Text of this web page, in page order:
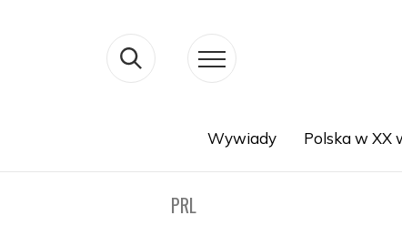
Wywiady Polska w XX
PRL